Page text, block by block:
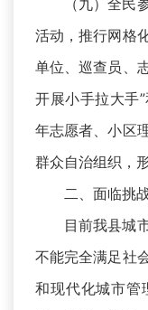
（九）全民
活动，推行网格
单位、巡查员、
开展小手拉大手
年志愿者、小区
群众自治组织，
二、面临挑
目前我县城
不能完全满足社
和现代化城市管